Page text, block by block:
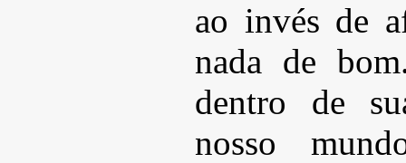
ao invés de
nada de
dentro de
nosso